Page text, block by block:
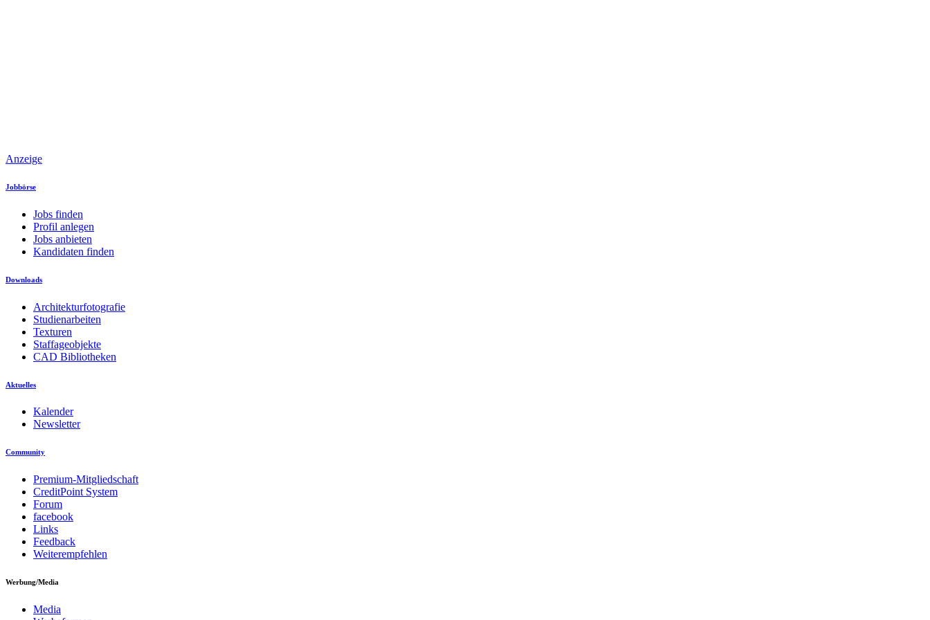
Anzeige
Jobbörse
Jobs finden
Profil anlegen
Jobs anbieten
Kandidaten finden
Downloads
Architekturfotografie
Studienarbeiten
Texturen
Staffageobjekte
CAD Bibliotheken
Aktuelles
Kalender
Newsletter
Community
Premium-Mitgliedschaft
CreditPoint System
Forum
facebook
Links
Feedback
Weiterempfehlen
Werbung/Media
Media